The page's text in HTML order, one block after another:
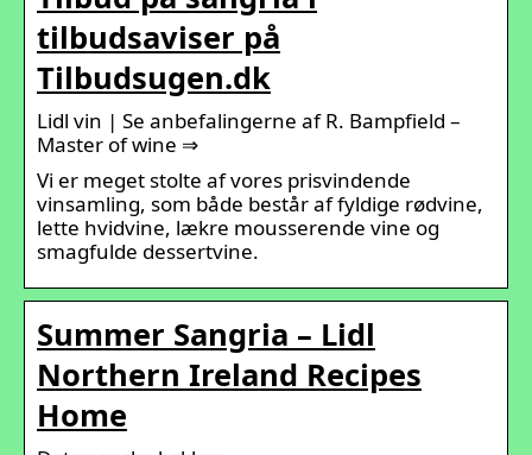
tilbudsaviser på
Tilbudsugen.dk
Lidl vin | Se anbefalingerne af R. Bampfield –
Master of wine ⇒
Vi er meget stolte af vores prisvindende
vinsamling, som både består af fyldige rødvine,
lette hvidvine, lækre mousserende vine og
smagfulde dessertvine.
Summer Sangria – Lidl
Northern Ireland Recipes
Home